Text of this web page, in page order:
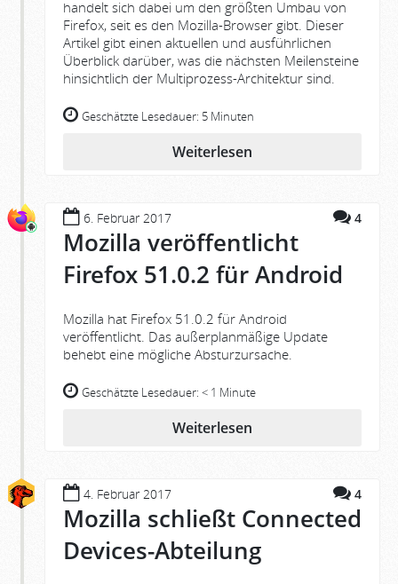
handelt sich dabei um den größten Umbau von
Firefox, seit es den Mozilla-Browser gibt. Dieser
Artikel gibt einen aktuellen und ausführlichen
Überblick darüber, was die nächsten Meilensteine
hinsichtlich der Multiprozess-Architektur sind.
Geschätzte Lesedauer: 5 Minuten
Weiterlesen
6. Februar 2017 4
Mozilla veröffentlicht
Firefox 51.0.2 für Android
Mozilla hat Firefox 51.0.2 für Android
veröffentlicht. Das außerplanmäßige Update
behebt eine mögliche Absturzursache.
Geschätzte Lesedauer: < 1 Minute
Weiterlesen
4. Februar 2017 4
Mozilla schließt Connected
Devices-Abteilung